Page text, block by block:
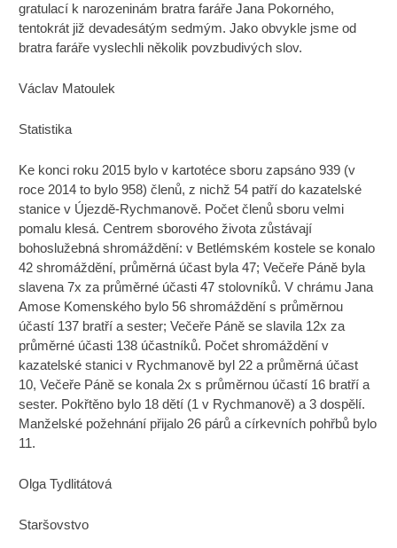
gratulací k narozeninám bratra faráře Jana Pokorného,
tentokrát již devadesátým sedmým. Jako obvykle jsme od
bratra faráře vyslechli několik povzbudivých slov.
Václav Matoulek
Statistika
Ke konci roku 2015 bylo v kartotéce sboru zapsáno 939 (v
roce 2014 to bylo 958) členů, z nichž 54 patří do kazatelské
stanice v Újezdě-Rychmanově. Počet členů sboru velmi
pomalu klesá. Centrem sborového života zůstávají
bohoslužebná shromáždění: v Betlémském kostele se konalo
42 shromáždění, průměrná účast byla 47; Večeře Páně byla
slavena 7x za průměrné účasti 47 stolovníků. V chrámu Jana
Amose Komenského bylo 56 shromáždění s průměrnou
účastí 137 bratří a sester; Večeře Páně se slavila 12x za
průměrné účasti 138 účastníků. Počet shromáždění v
kazatelské stanici v Rychmanově byl 22 a průměrná účast
10, Večeře Páně se konala 2x s průměrnou účastí 16 bratří a
sester. Pokřtěno bylo 18 dětí (1 v Rychmanově) a 3 dospělí.
Manželské požehnání přijalo 26 párů a církevních pohřbů bylo
11.
Olga Tydlitátová
Staršovstvo